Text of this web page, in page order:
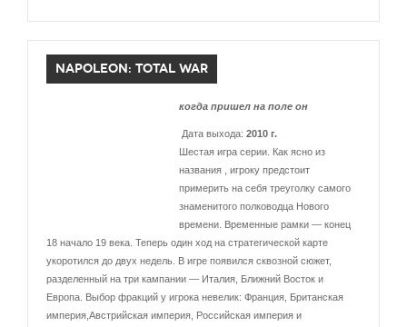
NAPOLEON: TOTAL WAR
когда пришел на поле он
Дата выхода: 2010 г.
Шестая игра серии. Как ясно из
названия , игроку предстоит
примерить на себя треуголку самого
знаменитого полководца Нового
времени. Временные рамки — конец
18 начало 19 века. Теперь один ход на стратегической карте
укоротился до двух недель. В игре появился сквозной сюжет,
разделенный на три кампании — Италия, Ближний Восток и
Европа. Выбор фракций у игрока невелик: Франция, Британская
империя,Австрийская империя, Российская империя и